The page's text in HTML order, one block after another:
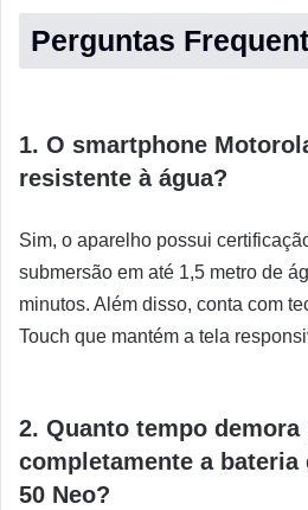
Perguntas
1. O smartphone
resistente à água?
Sim, o aparelho possui
submersão em até 1,5 metro de
minutos. Além disso, conta com
Touch que mantém a tela
2. Quanto tempo demora
completamente a bateria
50 Neo?